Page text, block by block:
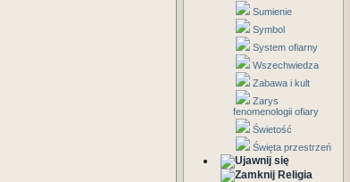
Sumienie
Symbol
System ofiarny
Wszechwiedza
Zabawa i kult
Zarys
fenomenologii ofiary
Świetość
Święta przestrzeń
Religia